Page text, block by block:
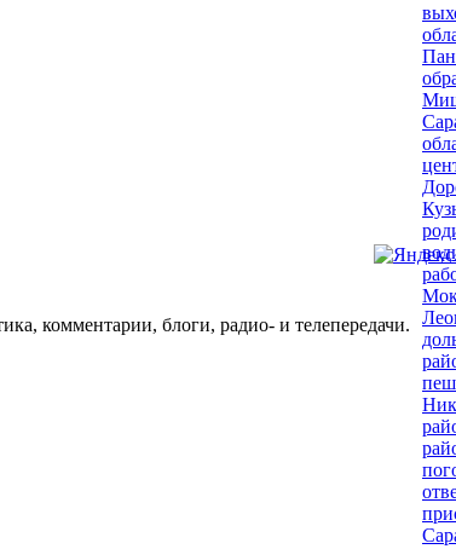
комментарии, блоги, радио- и телепередачи.